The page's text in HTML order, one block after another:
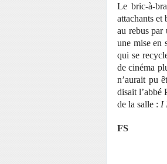
Le bric-à-
attachants et
au rebus par
une mise en
qui se
de cinéma
n’aurait pu
disait l’abbé
de la salle : I
FS